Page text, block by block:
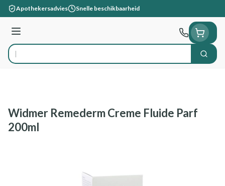
Ga naar de inhoud
Apothekersadvies Snelle beschikbaarheid
Menu
Product, merk, categorie... Zoek
Widmer Remederm Creme Fluide Parf
200ml